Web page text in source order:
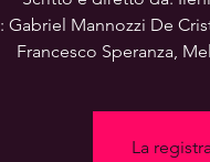
Gabriel Mannozzi De
Francesco Speranza,
La